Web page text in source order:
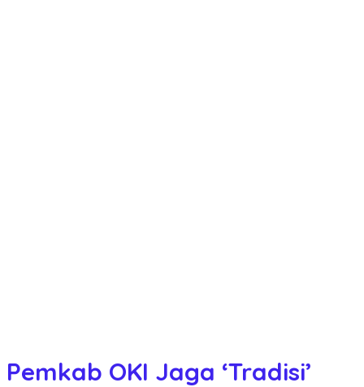
Pemkab OKI Jaga ‘Tradisi’